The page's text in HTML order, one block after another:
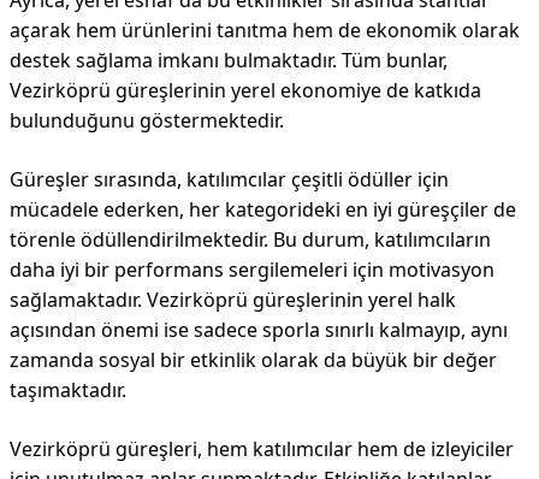
açarak hem ürünlerini tanıtma hem de ekonomik olarak
destek sağlama imkanı bulmaktadır. Tüm bunlar,
Vezirköprü güreşlerinin yerel ekonomiye de katkıda
bulunduğunu göstermektedir.
Güreşler sırasında, katılımcılar çeşitli ödüller için
mücadele ederken, her kategorideki en iyi güreşçiler de
törenle ödüllendirilmektedir. Bu durum, katılımcıların
daha iyi bir performans sergilemeleri için motivasyon
sağlamaktadır. Vezirköprü güreşlerinin yerel halk
açısından önemi ise sadece sporla sınırlı kalmayıp, aynı
zamanda sosyal bir etkinlik olarak da büyük bir değer
taşımaktadır.
Vezirköprü güreşleri, hem katılımcılar hem de izleyiciler